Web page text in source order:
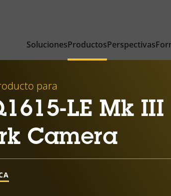
SolucionesProductosPerspectivas
para
LE Mk III
Camera